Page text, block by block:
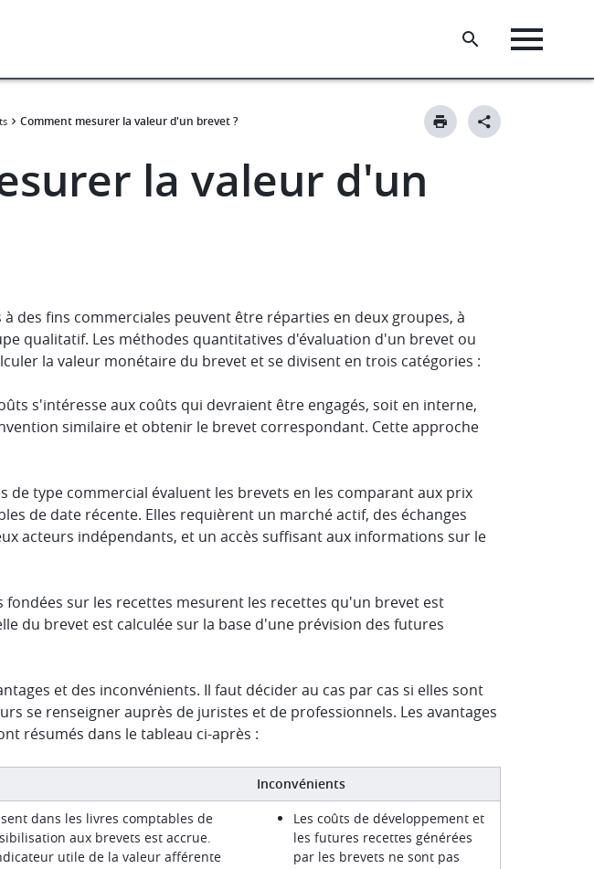
Comment mesurer la valeur d'un brevet ?
la valeur d'un
des fins commerciales peuvent être réparties en deux groupes, à
qualitatif. Les méthodes quantitatives d'évaluation d'un brevet ou
la valeur monétaire du brevet et se divisent en trois catégories :
s'intéresse aux coûts qui devraient être engagés, soit en interne,
similaire et obtenir le brevet correspondant. Cette approche
de type commercial évaluent les brevets en les comparant aux prix
de date récente. Elles requièrent un marché actif, des échanges
acteurs indépendants, et un accès suffisant aux informations sur le
fondées sur les recettes mesurent les recettes qu'un brevet est
du brevet est calculée sur la base d'une prévision des futures
et des inconvénients. Il faut décider au cas par cas si elles sont
se renseigner auprès de juristes et de professionnels. Les avantages
résumés dans le tableau ci-après :
Inconvénients
dans les livres comptables de
aux brevets est accrue.
utile de la valeur afférente
Les coûts de développement et
les futures recettes générées
par les brevets ne sont pas